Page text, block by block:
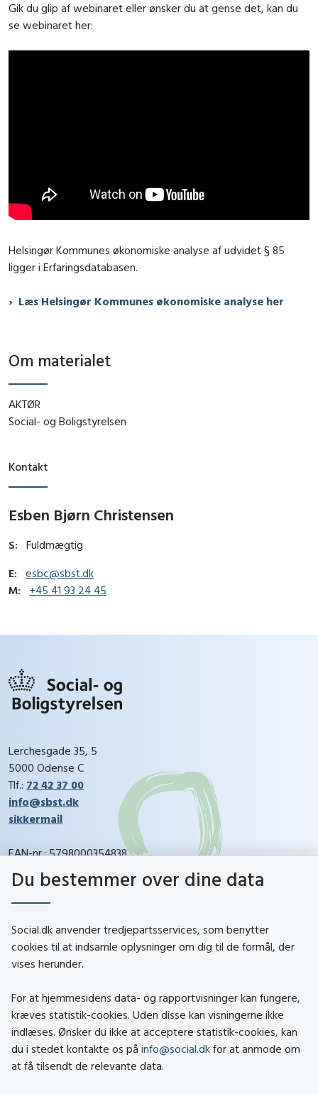
Gik du glip af webinaret eller ønsker du at gense det, kan du
se webinaret her:
Helsingør Kommunes økonomiske analyse af udvidet § 85
ligger i Erfaringsdatabasen.
Læs Helsingør Kommunes økonomiske analyse her
Om materialet
AKTØR
Social- og Boligstyrelsen
Kontakt
Esben Bjørn Christensen
S:
Fuldmægtig
E:
esbc@sbst.dk
M:
+45 41 93 24 45
Lerchesgade 35, 5
5000 Odense C
Tlf.: 72 42 37 00
info@sbst.dk
sikkermail
EAN-nr.: 5798000354838
CVR-nr.: 26144698
Kontakt
About social.dk
Tilgængelighedserklæring
Om brugen af cookies
Du bestemmer over dine data
Social.dk anvender tredjepartsservices, som benytter
cookies til at indsamle oplysninger om dig til de formål, der
vises herunder.
For at hjemmesidens data- og rapportvisninger kan fungere,
kræves statistik-cookies. Uden disse kan visningerne ikke
indlæses. Ønsker du ikke at acceptere statistik-cookies, kan
du i stedet kontakte os på info@social.dk for at anmode om
at få tilsendt de relevante data.